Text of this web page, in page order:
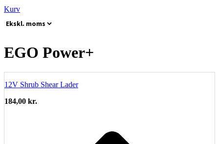
Kurv
EGO Power+
12V Shrub Shear Lader
184,00 kr.